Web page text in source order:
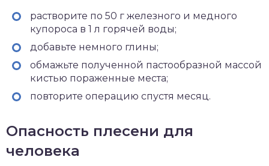
растворите по 50 г железного и медного
купороса в 1 л горячей воды;
добавьте немного глины;
обмажьте полученной пастообразной массой
кистью пораженные места;
повторите операцию спустя месяц.
Опасность плесени для
человека